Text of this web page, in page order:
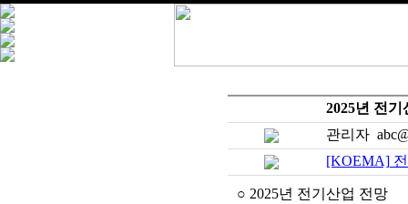
2025년 전
관리자
[KOEMA]
○ 2025년 전기산업 전망